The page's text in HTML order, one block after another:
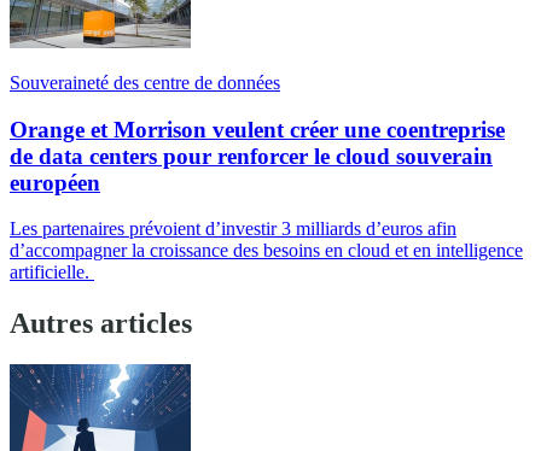
Souveraineté des centre de données
Orange et Morrison veulent créer une coentreprise
de data centers pour renforcer le cloud souverain
européen
Les partenaires prévoient d’investir 3 milliards d’euros afin
d’accompagner la croissance des besoins en cloud et en intelligence
artificielle.
Autres articles